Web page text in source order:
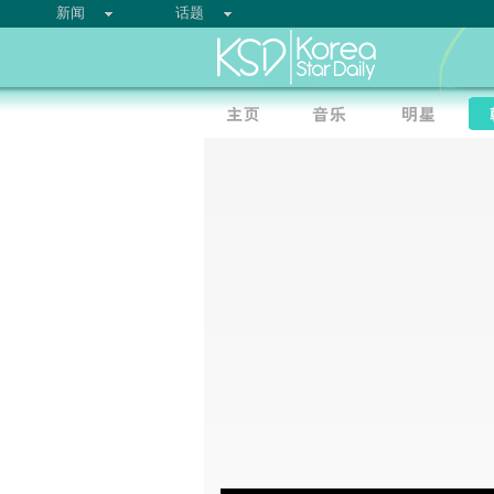
新闻 话题